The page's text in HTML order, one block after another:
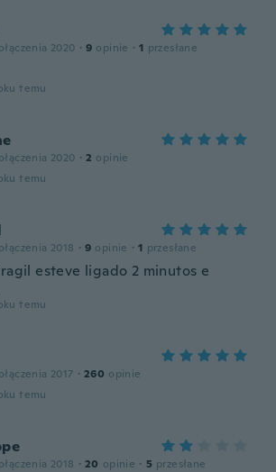
2020 · 9 opinie · 1 przesłane
temu
2020 · 2 opinie
temu
2018 · 9 opinie · 1 przesłane
esteve ligado 2 minutos e
temu
2017 · 260 opinie
temu
2018 · 20 opinie · 5 przesłane